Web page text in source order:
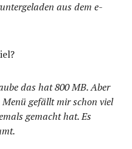
aus dem e-
das hat 800 MB. Aber
gefällt mir schon viel
gemacht hat. Es